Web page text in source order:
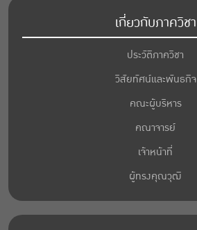
เกี่ยวกับภาควิชา
ประวัติภาควิชา
วิสัยทัศน์และพันธกิจ
คณะผู้บริหาร
คณาจารย์
เจ้าหน้าที่
ผู้ทรงคุณวุฒิ